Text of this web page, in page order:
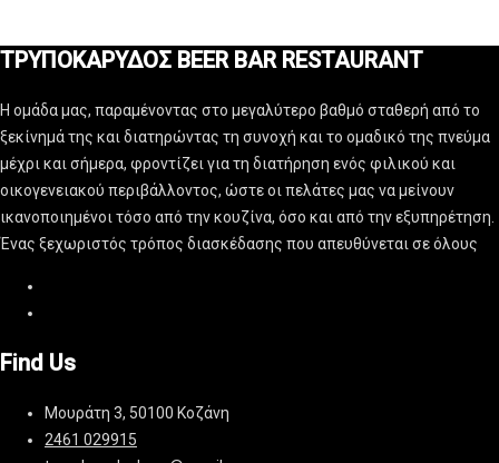
ΤΡΥΠΟΚΑΡΥΔΟΣ BEER BAR RESTAURANT
Η ομάδα μας, παραμένοντας στο μεγαλύτερο βαθμό σταθερή από το
ξεκίνημά της και διατηρώντας τη συνοχή και το ομαδικό της πνεύμα
μέχρι και σήμερα, φροντίζει για τη διατήρηση ενός φιλικού και
οικογενειακού περιβάλλοντος, ώστε οι πελάτες μας να μείνουν
ικανοποιημένοι τόσο από την κουζίνα, όσο και από την εξυπηρέτηση.
Ένας ξεχωριστός τρόπος διασκέδασης που απευθύνεται σε όλους
Find Us
Μουράτη 3, 50100 Κοζάνη
2461 029915